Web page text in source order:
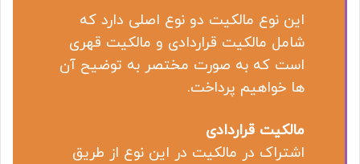
این نوع مالکیت دو نوع اصلی دارد که
شامل مالکیت قراردادی و مالکیت قهری
است که به صورت مختصر به توضیح آن
ها خواهیم پرداخت.
مالکیت قراردادی
اشتراک در مالکیت در این نوع از طریق